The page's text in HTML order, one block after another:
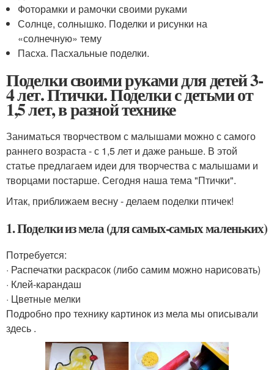
Фоторамки и рамочки своими руками
Солнце, солнышко. Поделки и рисунки на
«солнечную» тему
Пасха. Пасхальные поделки.
Поделки своими руками для детей 3-
4 лет. Птички. Поделки с детьми от
1,5 лет, в разной технике
Заниматься творчеством с малышами можно с самого
раннего возраста - с 1,5 лет и даже раньше. В этой
статье предлагаем идеи для творчества с малышами и
творцами постарше. Сегодня наша тема "Птички".
Итак, приближаем весну - делаем поделки птичек!
1. Поделки из мела (для самых-самых маленьких)
Потребуется:
· Распечатки раскрасок (либо самим можно нарисовать)
· Клей-карандаш
· Цветные мелки
Подробно про технику картинок из мела мы описывали
здесь .